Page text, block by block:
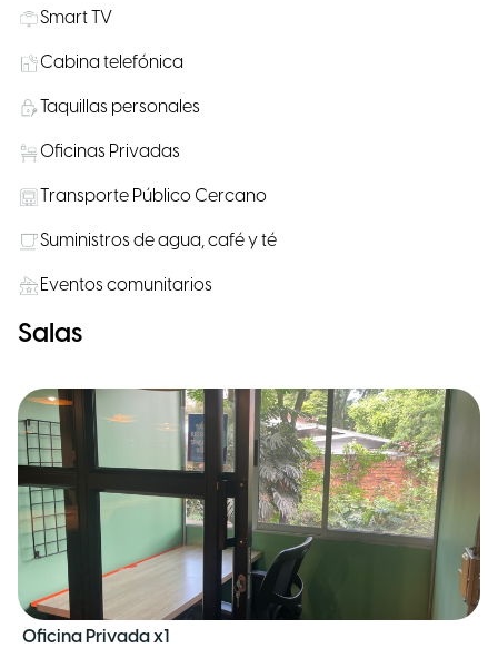
Smart TV
Cabina telefónica
Taquillas personales
Oficinas Privadas
Transporte Público Cercano
Suministros de agua, café y té
Eventos comunitarios
Salas
Oficina Privada x1